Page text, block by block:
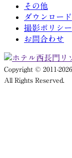
その他
ダウンロード
撮影ポリシー
お問合わせ
Copyright © 2011-
All Rights Reserved.